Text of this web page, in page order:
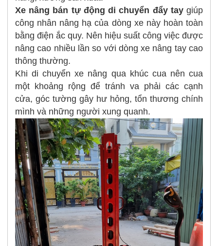
Xe nâng bán tự động di chuyển đẩy taygiúp
công nhân nâng hạ của dòng xe này hoàn toàn
bằng điện ắc quy. Nên hiệu suất công việc được
nâng cao nhiều lần so với dòng xe nâng tay cao
thông thường.
Khi di chuyển xe nâng qua khúc cua nên cua
một khoảng rộng để tránh va phải các cạnh
cửa, góc tường gây hư hỏng, tổn thương chính
mình và những người xung quanh.